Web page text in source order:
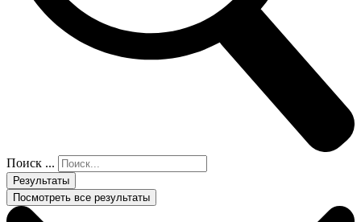
Поиск ...
Результаты
Посмотреть все результаты